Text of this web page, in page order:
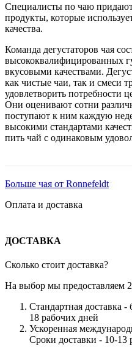
Специалисты по чаю
продукты, которые
качества.
Команда дегустаторов чая
высококвалифицированных
вкусовыми качествами.
как чистые чаи, так и смеси
удовлетворить потребности
Они оценивают сотни
поступают к ним каждую
высокими стандартами
пить чай с одинаковым
Больше чая от Ronnefeldt
Оплата и доставка
ДОСТАВКА
Сколько стоит доставка?
На выбор мы предоставляем
Стандартная доставка
18 рабочих дней
Ускоренная
Сроки доставки - 10-13